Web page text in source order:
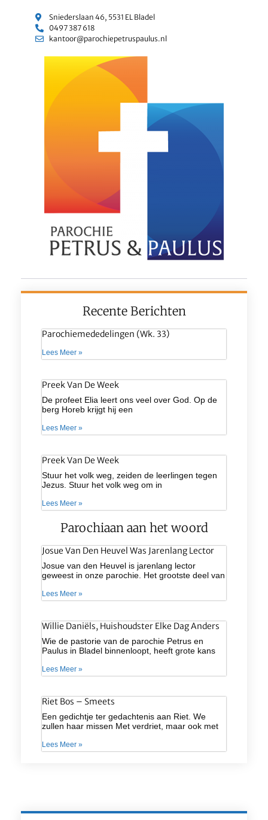
Sniederslaan 46, 5531 EL Bladel
0497 387 618
kantoor@parochiepetruspaulus.nl
Recente Berichten
Parochiemededelingen (wk. 33)
Lees Meer »
Preek Van De Week
De profeet Elia leert ons veel over God. Op de
berg Horeb krijgt hij een
Lees Meer »
Preek Van De Week
Stuur het volk weg, zeiden de leerlingen tegen
Jezus. Stuur het volk weg om in
Lees Meer »
Parochiaan aan het woord
Josue Van Den Heuvel Was Jarenlang Lector
Josue van den Heuvel is jarenlang lector
geweest in onze parochie. Het grootste deel van
Lees Meer »
Willie Daniëls, Huishoudster Elke Dag Anders
Wie de pastorie van de parochie Petrus en
Paulus in Bladel binnenloopt, heeft grote kans
Lees Meer »
Riet Bos – Smeets
Een gedichtje ter gedachtenis aan Riet. We
zullen haar missen Met verdriet, maar ook met
Lees Meer »